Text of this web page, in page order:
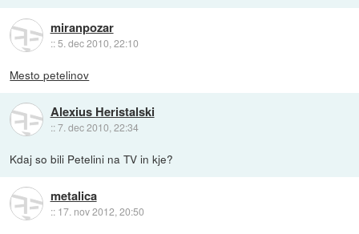
miranpozar
::5. dec 2010, 22:10
Mesto petelinov
Alexius Heristalski
::7. dec 2010, 22:34
Kdaj so bili Petelini na TV in kje?
metalica
:: 17. nov 2012, 20:50